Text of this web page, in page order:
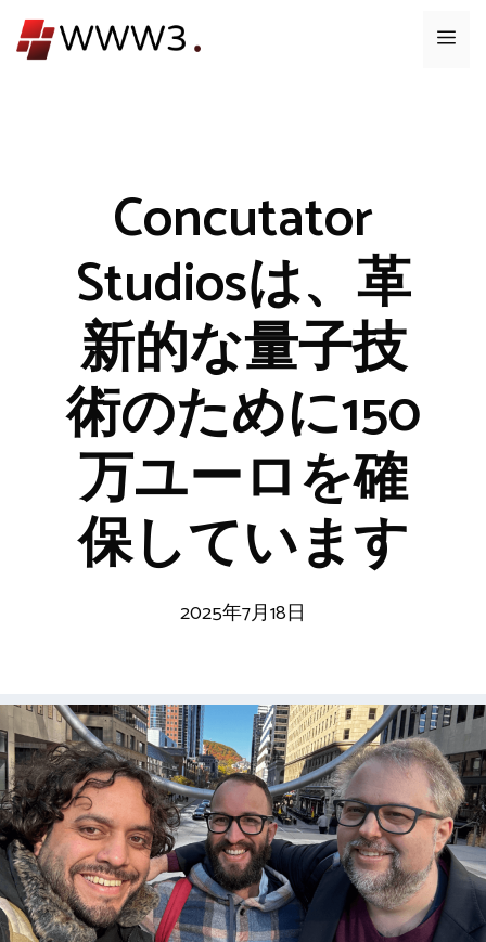
ン
メ
Concutator
Studiosは、革
新的な量子技
術のために150
万ユーロを確
保しています
2025年7月18日